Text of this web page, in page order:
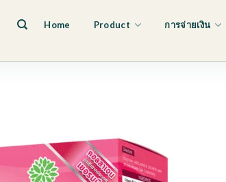
Home Product การจ่ายเงิน